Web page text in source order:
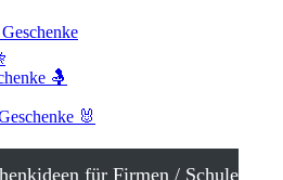
🤱
🐰
für Firmen / Schule